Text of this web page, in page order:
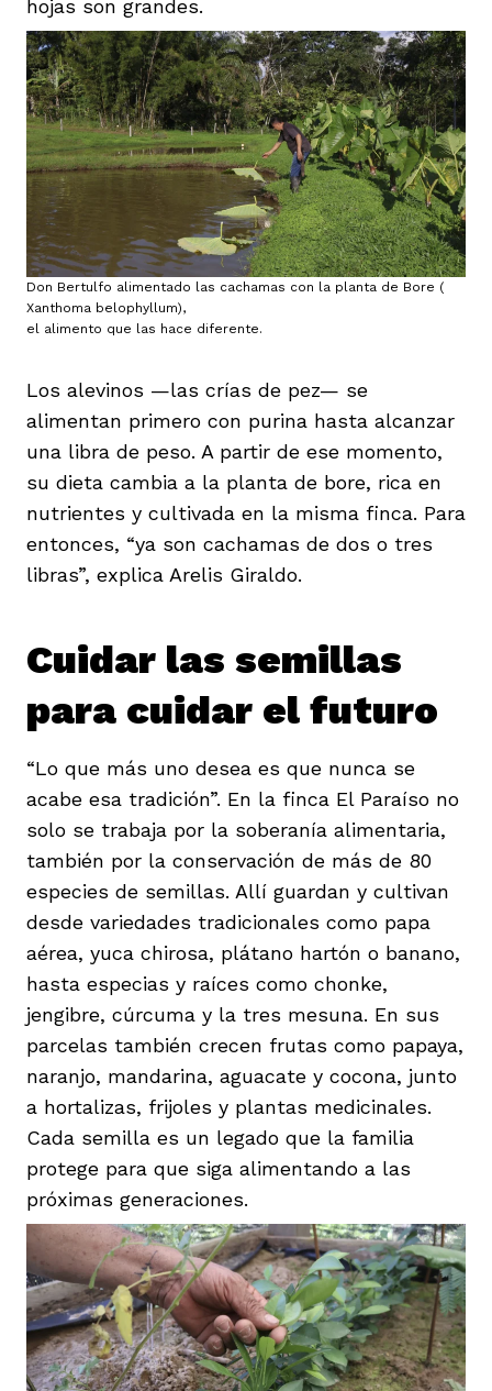
hojas son grandes.
Don Bertulfo alimentado las cachamas con la planta de Bore (
Xanthoma belophyllum),
el alimento que las hace diferente.
Los alevinos —las crías de pez— se
alimentan primero con purina hasta alcanzar
una libra de peso. A partir de ese momento,
su dieta cambia a la planta de bore, rica en
nutrientes y cultivada en la misma finca. Para
entonces, “ya son cachamas de dos o tres
libras”, explica Arelis Giraldo.
Cuidar las semillas
para cuidar el futuro
“Lo que más uno desea es que nunca se
acabe esa tradición”. En la finca El Paraíso no
solo se trabaja por la soberanía alimentaria,
también por la conservación de más de 80
especies de semillas. Allí guardan y cultivan
desde variedades tradicionales como papa
aérea, yuca chirosa, plátano hartón o banano,
hasta especias y raíces como chonke,
jengibre, cúrcuma y la tres mesuna. En sus
parcelas también crecen frutas como papaya,
naranjo, mandarina, aguacate y cocona, junto
a hortalizas, frijoles y plantas medicinales.
Cada semilla es un legado que la familia
protege para que siga alimentando a las
próximas generaciones.